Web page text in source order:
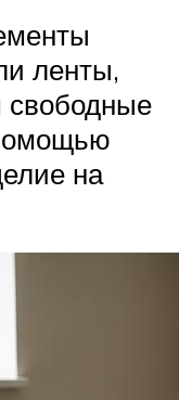
ленты,
свободные
на